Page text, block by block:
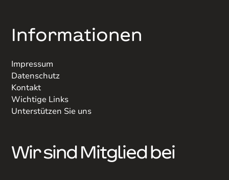
Informationen
Impressum
Datenschutz
Kontakt
Wichtige Links
Unterstützen Sie uns
Wir sind Mitglied bei